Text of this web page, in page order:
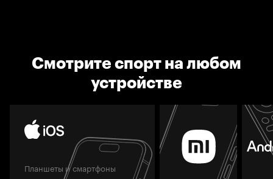
Смотрите спорт на любом
устройстве
Планшеты и смартфоны